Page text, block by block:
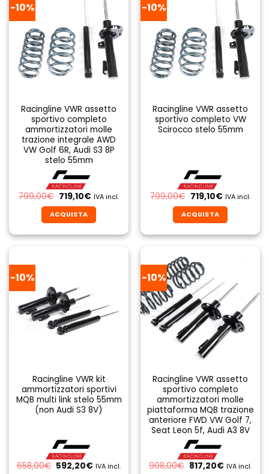
-10%
Racingline VWR assetto
sportivo completo
ammortizzatori molle
trazione integrale AWD
VW Golf 6R, Audi S3 8P
stelo 55mm
799,00€ Il
prezzo
originale
era:
799,00€.
719,10€Il
attuale
è:
719,10€.
IVA incl.
ACQUISTA
-10%
Racingline VWR assetto
sportivo completo VW
Scirocco stelo 55mm
799,00€ Il
prezzo
originale
era:
799,00€.
719,10€Il
attuale
è:
719,10€.
IVA incl.
ACQUISTA
-10%
Racingline VWR kit
ammortizzatori sportivi
MQB multi link stelo 55mm
(non Audi S3 8V)
658,00€ Il
592,20€IlIVA incl.
-10%
Racingline VWR assetto
sportivo completo
ammortizzatori molle
piattaforma MQB trazione
anteriore FWD VW Golf 7,
Seat Leon 5f, Audi A3 8V
908,00€ Il817,20€IlIVA incl.